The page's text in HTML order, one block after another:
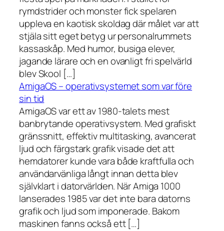
rymdstrider och monster fick spelaren
uppleva en kaotisk skoldag där målet var att
stjäla sitt eget betyg ur personalrummets
kassaskåp. Med humor, busiga elever,
jagande lärare och en ovanligt fri spelvärld
blev Skool […]
AmigaOS – operativsystemet som var före
sin tid
AmigaOS var ett av 1980-talets mest
banbrytande operativsystem. Med grafiskt
gränssnitt, effektiv multitasking, avancerat
ljud och färgstark grafik visade det att
hemdatorer kunde vara både kraftfulla och
användarvänliga långt innan detta blev
självklart i datorvärlden. När Amiga 1000
lanserades 1985 var det inte bara datorns
grafik och ljud som imponerade. Bakom
maskinen fanns också ett […]